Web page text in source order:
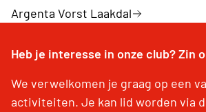
Argenta Vorst Laakdal
Heb je interesse in onze club? Zin
We verwelkomen je graag op een
activiteiten. Je kan lid worden via